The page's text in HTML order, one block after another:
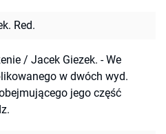
Red.
/ Jacek Giezek. - We
w dwóch wyd.
jego część